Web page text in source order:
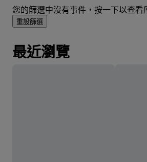
您的篩選中沒有事件，按一下以查看
重設篩選
最近瀏覽